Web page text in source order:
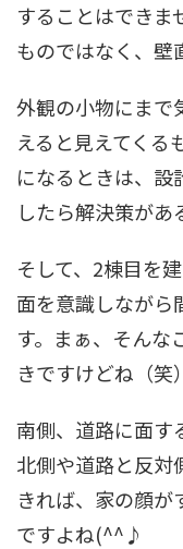
することはできま
ものではなく、壁
外観の小物にまで
えると見えてくる
になるときは、設
したら解決策があ
そして、2棟目を
面を意識しながら
す。まぁ、そんな
きですけどね（笑）
南側、道路に面す
北側や道路と反対
きれば、家の顔
ですよね(^^♪